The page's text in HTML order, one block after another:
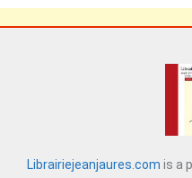
Librairiejeanjaures.com is a